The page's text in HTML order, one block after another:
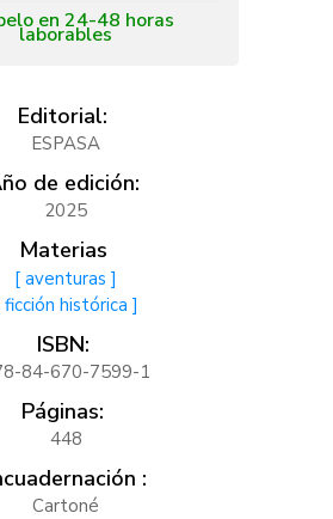
en 24-48 horas
laborables
Editorial:
ESPASA
de edición:
2025
Materias
[ aventuras ]
ficción histórica ]
ISBN:
84-670-7599-1
Páginas:
448
:
Cartoné